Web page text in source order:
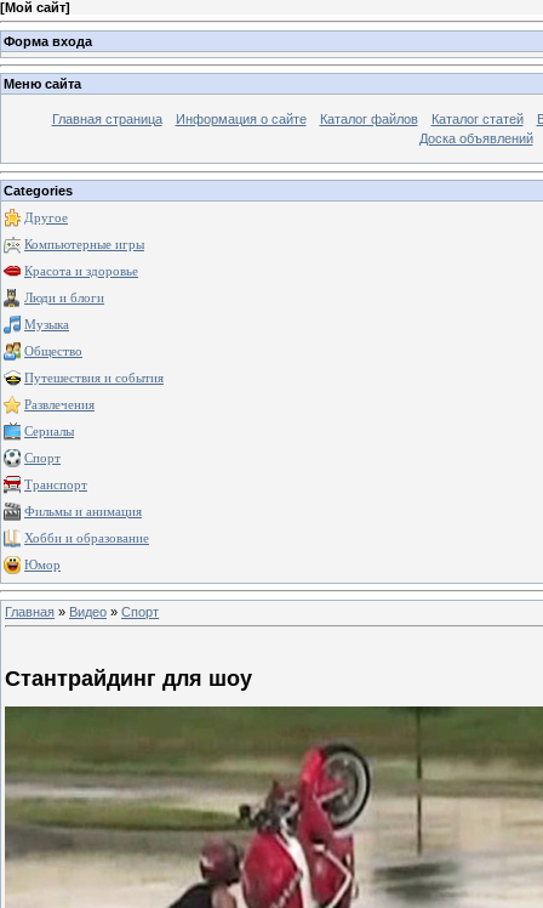
[Мой сайт]
Форма входа
Меню сайта
Главная страница Информация о сайте Каталог файлов Каталог статей
Доска объявлений
Categories
Другое
Компьютерные игры
Красота и здоровье
Люди и блоги
Музыка
Общество
Путешествия и события
Развлечения
Сериалы
Спорт
Транспорт
Фильмы и анимация
Хобби и образование
Юмор
Главная » Видео » Спорт
Стантрайдинг для шоу